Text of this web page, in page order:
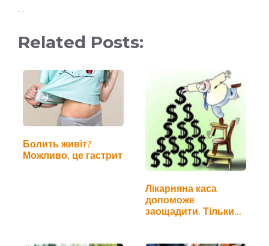
Related Posts:
Болить живіт?
Можливо, це гастрит
Лікарняна каса
допоможе
заощадити. Тільки